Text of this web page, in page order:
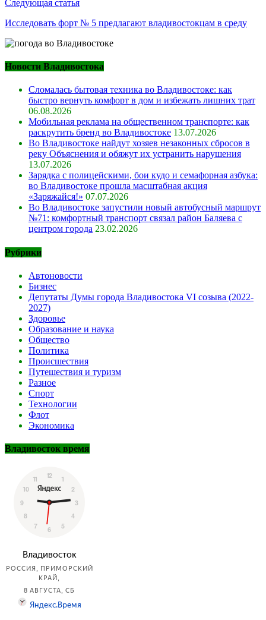
Следующая статья
Исследовать форт № 5 предлагают владивостокцам в среду
Новости Владивостока
Сломалась бытовая техника во Владивостоке: как
быстро вернуть комфорт в дом и избежать лишних трат
06.08.2026
Мобильная реклама на общественном транспорте: как
раскрутить бренд во Владивостоке 13.07.2026
Во Владивостоке найдут хозяев незаконных сбросов в
реку Объяснения и обяжут их устранить нарушения
13.07.2026
Зарядка с полицейскими, бои кудо и семафорная азбука:
во Владивостоке прошла масштабная акция
«Заряжайся!» 07.07.2026
Во Владивостоке запустили новый автобусный маршрут
№71: комфортный транспорт связал район Баляева с
центром города 23.02.2026
Рубрики
Автоновости
Бизнес
Депутаты Думы города Владивостока VI созыва (2022-
2027)
Здоровье
Образование и наука
Общество
Политика
Происшествия
Путешествия и туризм
Разное
Спорт
Технологии
Флот
Экономика
Владивосток время